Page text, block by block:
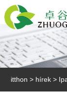
itthon > hírek >